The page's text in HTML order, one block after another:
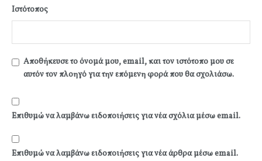
Ιστότοπος
Αποθήκευσε το όνομά μου, email, και τον ιστότοπο μου σε
αυτόν τον πλοηγό για την επόμενη φορά που θα σχολιάσω.
Επιθυμώ να λαμβάνω ειδοποιήσεις για νέα σχόλια μέσω email.
Επιθυμώ να λαμβάνω ειδοποιήσεις για νέα άρθρα μέσω email.